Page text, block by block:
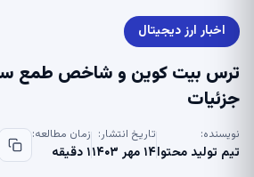
اخبار ارز دیجیتال
ترس بیت کوین و شاخص طمع
جزئیات
نویسنده:
تیم تولید محتوا
تاریخ انتشار:
۱۴ مهر ۱۴۰۳
زمان مطالعه:
۱ دقیقه